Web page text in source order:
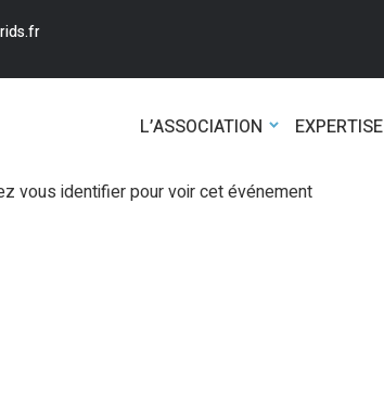
L’ASSOCIATION EXPERTISE
vous identifier pour voir cet événement